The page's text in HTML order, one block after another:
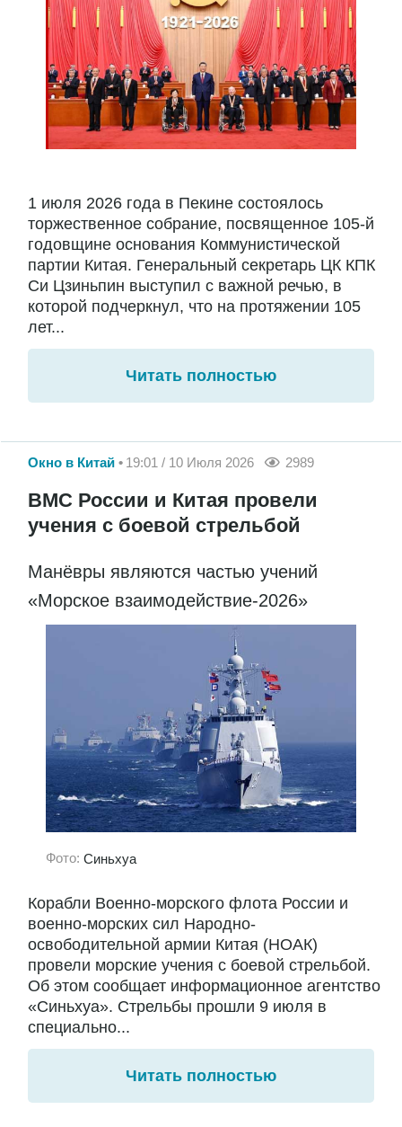
1 июля 2026 года в Пекине состоялось
торжественное собрание, посвященное 105-й
годовщине основания Коммунистической
партии Китая. Генеральный секретарь ЦК КПК
Си Цзиньпин выступил с важной речью, в
которой подчеркнул, что на протяжении 105
лет...
Читать полностью
Окно в Китай 19:01 / 10 Июля 2026 2989
ВМС России и Китая провели
учения с боевой стрельбой
Манёвры являются частью учений
«Морское взаимодействие-2026»
Фото: Синьхуа
Корабли Военно-морского флота России и
военно-морских сил Народно-
освободительной армии Китая (НОАК)
провели морские учения с боевой стрельбой.
Об этом сообщает информационное агентство
«Синьхуа». Стрельбы прошли 9 июля в
специально...
Читать полностью